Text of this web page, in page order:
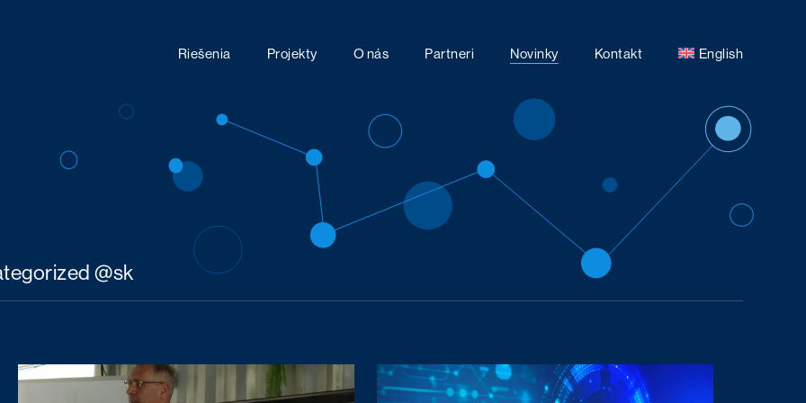
Riešenia Projekty O nás Partneri Novinky Kontakt English
@sk